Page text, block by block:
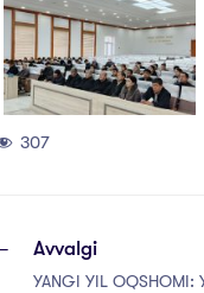
307
Avvalgi
YANGI YIL OQSHOMI: